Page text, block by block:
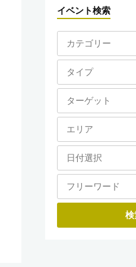
イベント検索